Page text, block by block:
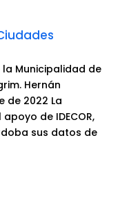
Municipalidad de
Hernán
de 2022 La
de IDECOR,
sus datos de